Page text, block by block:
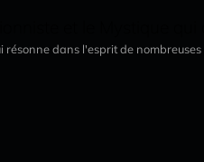
résonne dans l'esprit de